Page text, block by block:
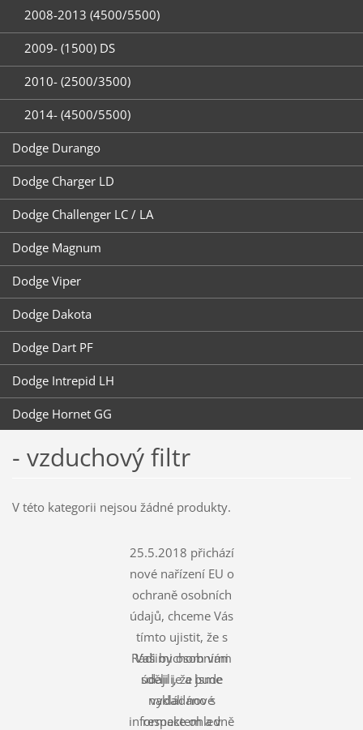
2008-2013 (4500/5500)
2009- (1500) DS
2010- (2500/3500)
2014- (4500/5500)
Dodge Durango
Dodge Charger LD
Dodge Challenger LC / LA
Dodge Magnum
Dodge Viper
Dodge Dakota
Dodge Dart PF
Dodge Intrepid LH
Dodge Hornet GG
- vzduchový filtr
V této kategorii nejsou žádné produkty.
25.5.2018 přichází
nové nařízení EU o
ochraně osobních
údajů, chceme Vás
tímto ujistit, že s
Vašimi osobními
údaji je a bude
nakládáno s
respektem a v
Rádi bychom vám
sdělili, že jsme
vydali nové
informace ohledně